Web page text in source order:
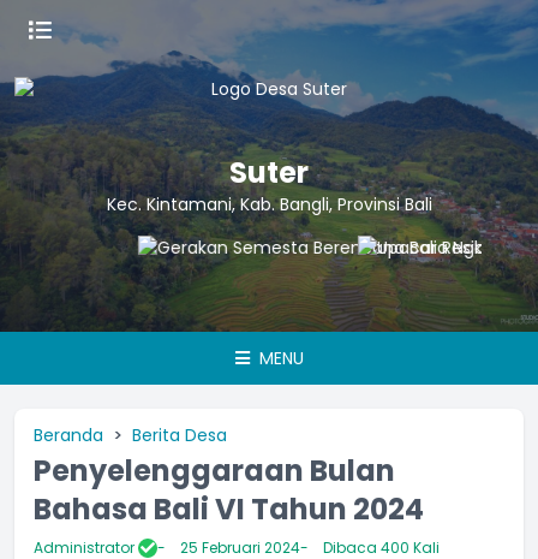
Suter
Kec. Kintamani, Kab. Bangli, Provinsi Bali
MENU
Beranda Berita Desa
Penyelenggaraan Bulan
Bahasa Bali VI Tahun 2024
Administrator 25 Februari 2024 Dibaca 400 Kali